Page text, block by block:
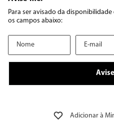
8º 12000